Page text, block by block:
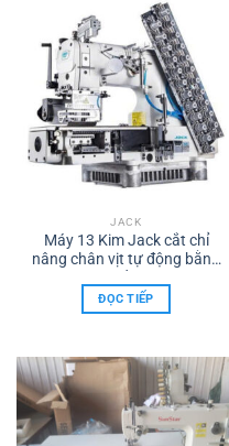
JACK
Máy 13 Kim Jack cắt chỉ
nâng chân vịt tự động bằng
ĐỌC TIẾP